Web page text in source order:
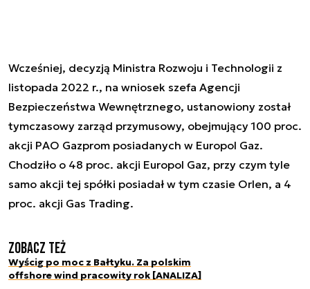
Wcześniej, decyzją Ministra Rozwoju i Technologii z
listopada 2022 r., na wniosek szefa Agencji
Bezpieczeństwa Wewnętrznego, ustanowiony został
tymczasowy zarząd przymusowy, obejmujący 100 proc.
akcji PAO Gazprom posiadanych w Europol Gaz.
Chodziło o 48 proc. akcji Europol Gaz, przy czym tyle
samo akcji tej spółki posiadał w tym czasie Orlen, a 4
proc. akcji Gas Trading.
Zobacz też
Wyścig po moc z Bałtyku. Za polskim
offshore wind pracowity rok [ANALIZA]